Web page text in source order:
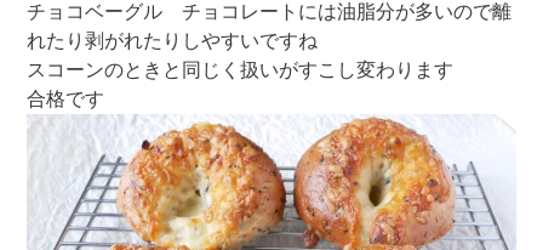
チョコベーグル チョコレートには油脂分が多いので離
れたり剥がれたりしやすいですね
スコーンのときと同じく扱いがすこし変わります
合格です